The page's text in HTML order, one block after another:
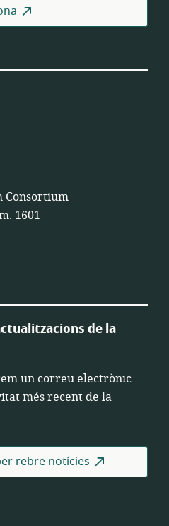
Consortium
1601
de la
un correu electrònic
més recent de la
rebre notícies